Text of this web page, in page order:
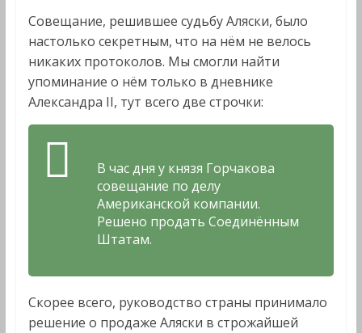
Совещание, решившее судьбу Аляски, было
настолько секретным, что на нём не велось
никаких протоколов. Мы смогли найти
упоминание о нём только в дневнике
Александра II, тут всего две строчки:
В час дня у князя Горчакова
совещание по делу
Американской компании.
Решено продать Соединённым
Штатам.
Скорее всего, руководство страны принимало
решение о продаже Аляски в строжайшей